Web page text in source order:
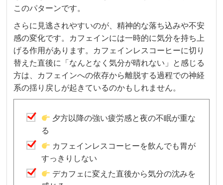
このパターンです。
さらに見逃されやすいのが、精神的な落ち込みや不安
感の変化です。カフェインには一時的に気分を持ち上
げる作用があります。カフェインレスコーヒーに切り
替えた直後に「なんとなく気分が晴れない」と感じる
方は、カフェインへの依存から離脱する過程での神経
系の揺り戻しが起きているのかもしれません。
夕方以降の強い疲労感と夜の不眠が重な
る
カフェインレスコーヒーを飲んでも胃が
すっきりしない
デカフェに変えた直後から気分の沈みを